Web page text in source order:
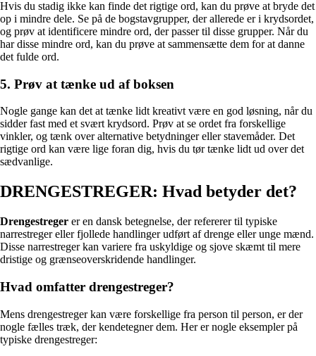
Hvis du stadig ikke kan finde det rigtige ord, kan du prøve at bryde det
op i mindre dele. Se på de bogstavgrupper, der allerede er i krydsordet,
og prøv at identificere mindre ord, der passer til disse grupper. Når du
har disse mindre ord, kan du prøve at sammensætte dem for at danne
det fulde ord.
5. Prøv at tænke ud af boksen
Nogle gange kan det at tænke lidt kreativt være en god løsning, når du
sidder fast med et svært krydsord. Prøv at se ordet fra forskellige
vinkler, og tænk over alternative betydninger eller stavemåder. Det
rigtige ord kan være lige foran dig, hvis du tør tænke lidt ud over det
sædvanlige.
DRENGESTREGER: Hvad betyder det?
Drengestreger er en dansk betegnelse, der refererer til typiske
narrestreger eller fjollede handlinger udført af drenge eller unge mænd.
Disse narrestreger kan variere fra uskyldige og sjove skæmt til mere
dristige og grænseoverskridende handlinger.
Hvad omfatter drengestreger?
Mens drengestreger kan være forskellige fra person til person, er der
nogle fælles træk, der kendetegner dem. Her er nogle eksempler på
typiske drengestreger: